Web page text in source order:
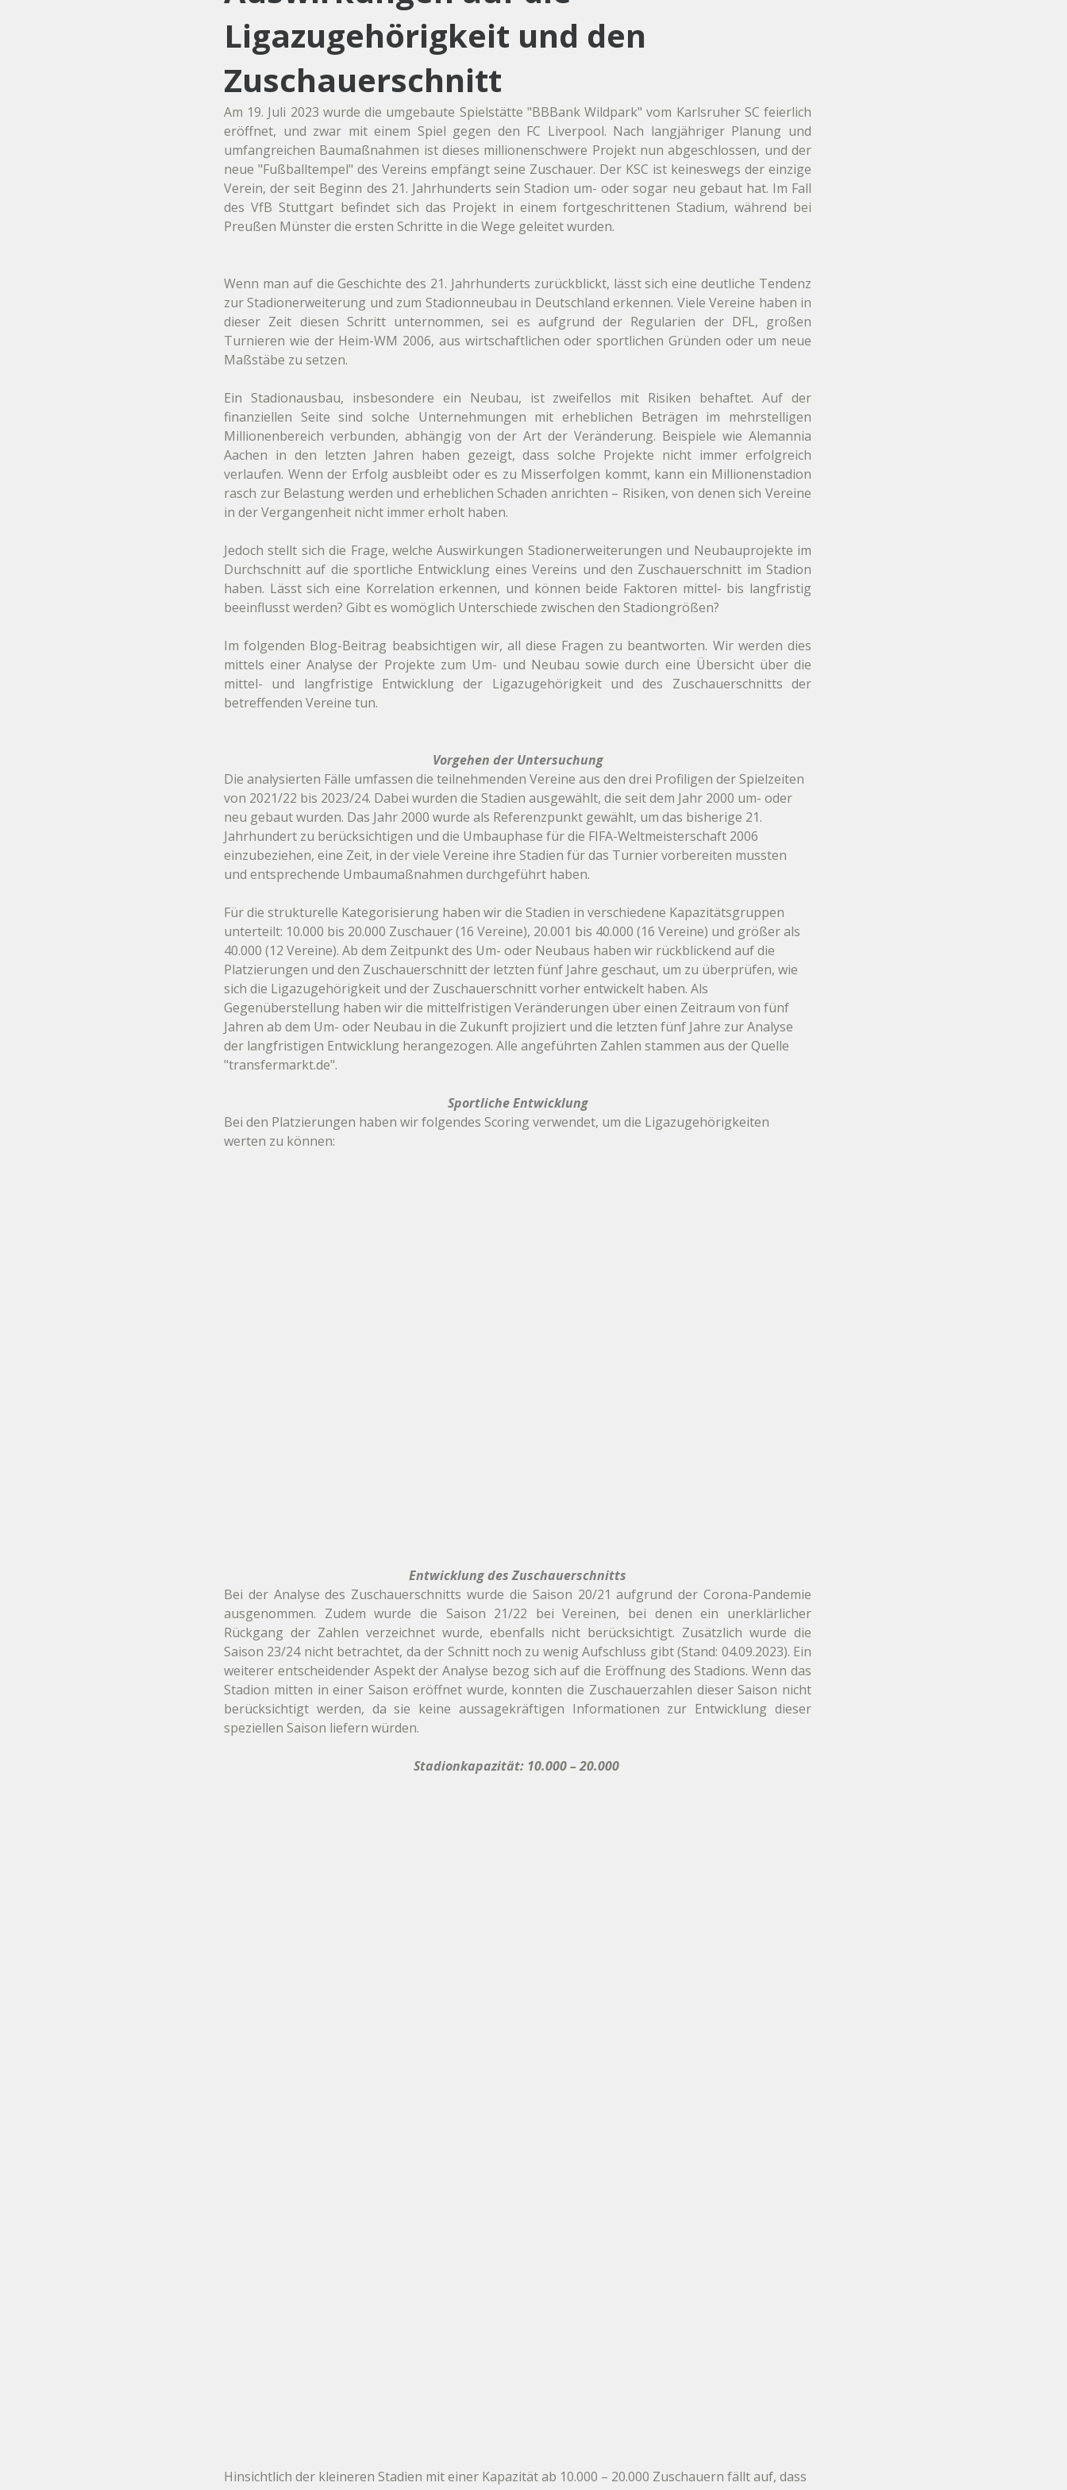
Ligazugehörigkeit und den
Zuschauerschnitt
Am 19. Juli 2023 wurde die umgebaute Spielstätte "BBBank Wildpark" vom Karlsruher SC feierlich
eröffnet, und zwar mit einem Spiel gegen den FC Liverpool. Nach langjähriger Planung und
umfangreichen Baumaßnahmen ist dieses millionenschwere Projekt nun abgeschlossen, und der
neue "Fußballtempel" des Vereins empfängt seine Zuschauer. Der KSC ist keineswegs der einzige
Verein, der seit Beginn des 21. Jahrhunderts sein Stadion um- oder sogar neu gebaut hat. Im Fall
des VfB Stuttgart befindet sich das Projekt in einem fortgeschrittenen Stadium, während bei
Preußen Münster die ersten Schritte in die Wege geleitet wurden.
Wenn man auf die Geschichte des 21. Jahrhunderts zurückblickt, lässt sich eine deutliche Tendenz
zur Stadionerweiterung und zum Stadionneubau in Deutschland erkennen. Viele Vereine haben in
dieser Zeit diesen Schritt unternommen, sei es aufgrund der Regularien der DFL, großen
Turnieren wie der Heim-WM 2006, aus wirtschaftlichen oder sportlichen Gründen oder um neue
Maßstäbe zu setzen.
Ein Stadionausbau, insbesondere ein Neubau, ist zweifellos mit Risiken behaftet. Auf der
finanziellen Seite sind solche Unternehmungen mit erheblichen Beträgen im mehrstelligen
Millionenbereich verbunden, abhängig von der Art der Veränderung. Beispiele wie Alemannia
Aachen in den letzten Jahren haben gezeigt, dass solche Projekte nicht immer erfolgreich
verlaufen. Wenn der Erfolg ausbleibt oder es zu Misserfolgen kommt, kann ein Millionenstadion
rasch zur Belastung werden und erheblichen Schaden anrichten – Risiken, von denen sich Vereine
in der Vergangenheit nicht immer erholt haben.
Jedoch stellt sich die Frage, welche Auswirkungen Stadionerweiterungen und Neubauprojekte im
Durchschnitt auf die sportliche Entwicklung eines Vereins und den Zuschauerschnitt im Stadion
haben. Lässt sich eine Korrelation erkennen, und können beide Faktoren mittel- bis langfristig
beeinflusst werden? Gibt es womöglich Unterschiede zwischen den Stadiongrößen?
Im folgenden Blog-Beitrag beabsichtigen wir, all diese Fragen zu beantworten. Wir werden dies
mittels einer Analyse der Projekte zum Um- und Neubau sowie durch eine Übersicht über die
mittel- und langfristige Entwicklung der Ligazugehörigkeit und des Zuschauerschnitts der
betreffenden Vereine tun.
Vorgehen der Untersuchung
Die analysierten Fälle umfassen die teilnehmenden Vereine aus den drei Profiligen der Spielzeiten
von 2021/22 bis 2023/24. Dabei wurden die Stadien ausgewählt, die seit dem Jahr 2000 um- oder
neu gebaut wurden. Das Jahr 2000 wurde als Referenzpunkt gewählt, um das bisherige 21.
Jahrhundert zu berücksichtigen und die Umbauphase für die FIFA-Weltmeisterschaft 2006
einzubeziehen, eine Zeit, in der viele Vereine ihre Stadien für das Turnier vorbereiten mussten
und entsprechende Umbaumaßnahmen durchgeführt haben.
Für die strukturelle Kategorisierung haben wir die Stadien in verschiedene Kapazitätsgruppen
unterteilt: 10.000 bis 20.000 Zuschauer (16 Vereine), 20.001 bis 40.000 (16 Vereine) und größer als
40.000 (12 Vereine). Ab dem Zeitpunkt des Um- oder Neubaus haben wir rückblickend auf die
Platzierungen und den Zuschauerschnitt der letzten fünf Jahre geschaut, um zu überprüfen, wie
sich die Ligazugehörigkeit und der Zuschauerschnitt vorher entwickelt haben. Als
Gegenüberstellung haben wir die mittelfristigen Veränderungen über einen Zeitraum von fünf
Jahren ab dem Um- oder Neubau in die Zukunft projiziert und die letzten fünf Jahre zur Analyse
der langfristigen Entwicklung herangezogen. Alle angeführten Zahlen stammen aus der Quelle
"transfermarkt.de".
Sportliche Entwicklung
Bei den Platzierungen haben wir folgendes Scoring verwendet, um die Ligazugehörigkeiten
werten zu können:
Entwicklung des Zuschauerschnitts
Bei der Analyse des Zuschauerschnitts wurde die Saison 20/21 aufgrund der Corona-Pandemie
ausgenommen. Zudem wurde die Saison 21/22 bei Vereinen, bei denen ein unerklärlicher
Rückgang der Zahlen verzeichnet wurde, ebenfalls nicht berücksichtigt. Zusätzlich wurde die
Saison 23/24 nicht betrachtet, da der Schnitt noch zu wenig Aufschluss gibt (Stand: 04.09.2023). Ein
weiterer entscheidender Aspekt der Analyse bezog sich auf die Eröffnung des Stadions. Wenn das
Stadion mitten in einer Saison eröffnet wurde, konnten die Zuschauerzahlen dieser Saison nicht
berücksichtigt werden, da sie keine aussagekräftigen Informationen zur Entwicklung dieser
speziellen Saison liefern würden.
Stadionkapazität: 10.000 – 20.000
Hinsichtlich der kleineren Stadien mit einer Kapazität ab 10.000 – 20.000 Zuschauern fällt auf, dass